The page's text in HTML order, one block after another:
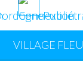
VILLAGE